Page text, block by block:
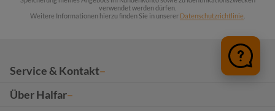
verwendet werden dürfen.
Weitere Informationen hierzu finden Sie in unserer Datenschutzrichtlinie
Service & Kontakt
Über Halfar